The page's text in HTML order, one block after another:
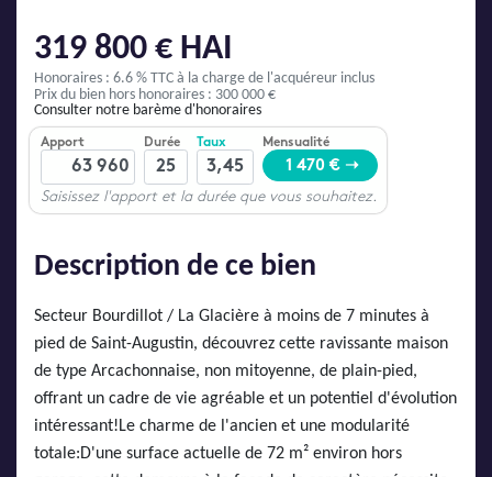
319 800 € HAI
Honoraires : 6.6 % TTC à la charge de l'acquéreur inclus
Prix du bien hors honoraires : 300 000 €
Consulter notre barème d'honoraires
Description de ce bien
Secteur Bourdillot / La Glacière à moins de 7 minutes à
pied de Saint-Augustin, découvrez cette ravissante maison
de type Arcachonnaise, non mitoyenne, de plain-pied,
offrant un cadre de vie agréable et un potentiel d'évolution
intéressant!Le charme de l'ancien et une modularité
totale:D'une surface actuelle de 72 m² environ hors